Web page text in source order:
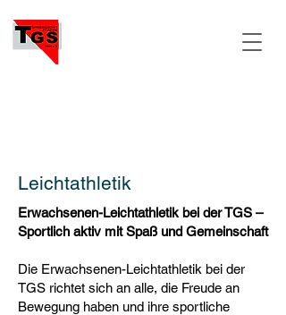
Leichtathletik
Erwachsenen-Leichtathletik bei der TGS –
Sportlich aktiv mit Spaß und Gemeinschaft
Die Erwachsenen-Leichtathletik bei der
TGS richtet sich an alle, die Freude an
Bewegung haben und ihre sportliche